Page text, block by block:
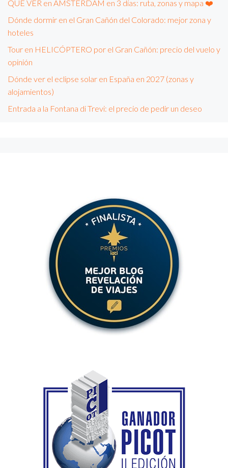
QUÉ VER en ÁMSTERDAM en 3 días: ruta, zonas y mapa ❤️
Dónde dormir en el Gran Cañón del Colorado: mejor zona y
hoteles
Tour en HELICÓPTERO por el Gran Cañón: precio del vuelo y
opinión
Dónde ver el eclipse solar en España en 2027 (zonas y
alojamientos)
Entrada a la Fontana di Trevi: el precio de pedir un deseo